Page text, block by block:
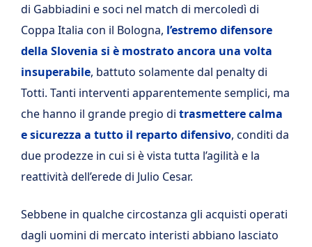
di Gabbiadini e soci nel match di mercoledì di
Coppa Italia con il Bologna, l’estremo difensore
della Slovenia si è mostrato ancora una volta
insuperabile, battuto solamente dal penalty di
Totti. Tanti interventi apparentemente semplici, ma
che hanno il grande pregio di trasmettere calma
e sicurezza a tutto il reparto difensivo, conditi da
due prodezze in cui si è vista tutta l’agilità e la
reattività dell’erede di Julio Cesar.
Sebbene in qualche circostanza gli acquisti operati
dagli uomini di mercato interisti abbiano lasciato